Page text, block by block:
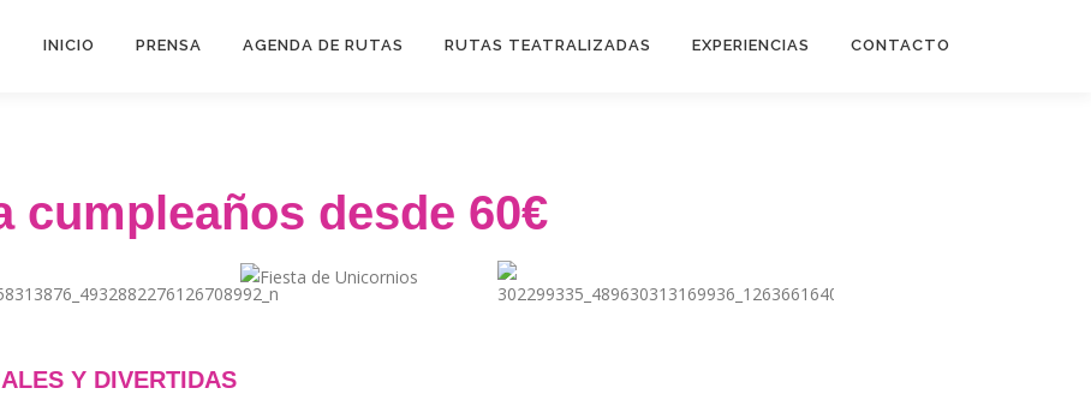
INICIO PRENSA AGENDA DE RUTAS RUTAS TEATRALIZADAS EXPERIENCIAS CONTACTO
desde 60€
Y DIVERTIDAS